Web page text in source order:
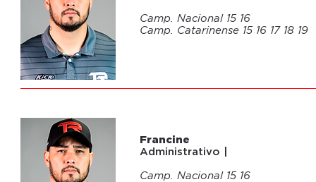
Camp. Nacional 15 16
Camp. Catarinense 15 16 17 18 19
04
Francine
Administrativo |
Camp. Nacional 15 16